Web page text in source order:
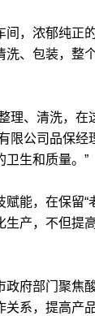
，浓郁纯正
、包装，整
、清洗，在
限公司品保经
卫生和质量。”
，在保留“
产，不但提
府部门聚焦
系，提高产